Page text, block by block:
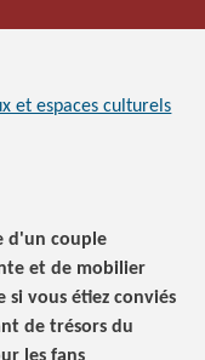
et espaces culturels
d'un couple
et de mobilier
si vous étiez conviés
de trésors du